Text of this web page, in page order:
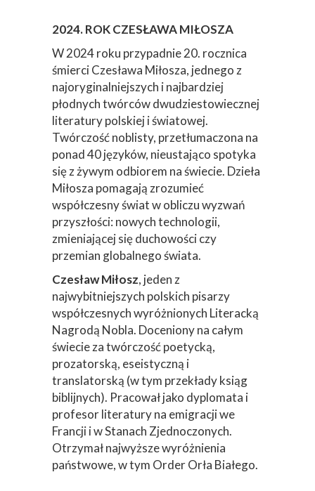
2024. ROK CZESŁAWA MIŁOSZA
W 2024 roku przypadnie 20. rocznica
śmierci Czesława Miłosza, jednego z
najoryginalniejszych i najbardziej
płodnych twórców dwudziestowiecznej
literatury polskiej i światowej.
Twórczość noblisty, przetłumaczona na
ponad 40 języków, nieustająco spotyka
się z żywym odbiorem na świecie. Dzieła
Miłosza pomagają zrozumieć
współczesny świat w obliczu wyzwań
przyszłości: nowych technologii,
zmieniającej się duchowości czy
przemian globalnego świata.
Czesław Miłosz, jeden z
najwybitniejszych polskich pisarzy
współczesnych wyróżnionych Literacką
Nagrodą Nobla. Doceniony na całym
świecie za twórczość poetycką,
prozatorską, eseistyczną i
translatorską (w tym przekłady ksiąg
biblijnych). Pracował jako dyplomata i
profesor literatury na emigracji we
Francji i w Stanach Zjednoczonych.
Otrzymał najwyższe wyróżnienia
państwowe, w tym Order Orła Białego.